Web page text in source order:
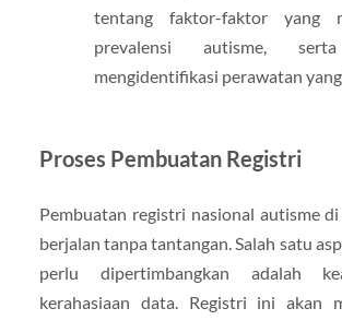
tentang faktor-faktor yang
prevalensi autisme,
mengidentifikasi perawatan
Proses Pembuatan Registri
Pembuatan registri nasional autisme
berjalan tanpa tantangan. Salah satu
perlu dipertimbangkan adalah
kerahasiaan data. Registri ini akan